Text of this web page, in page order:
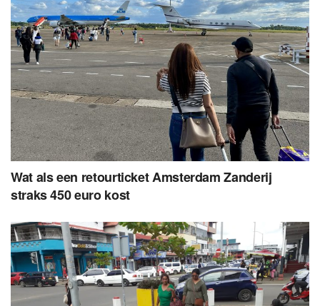
Wat als een retourticket Amsterdam Zanderij
straks 450 euro kost